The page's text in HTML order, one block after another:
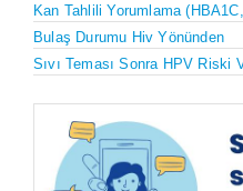
Kan Tahlili Yorumlama
Bulaş Durumu Hiv Yönünden
Sıvı Teması Sonra HPV Riski